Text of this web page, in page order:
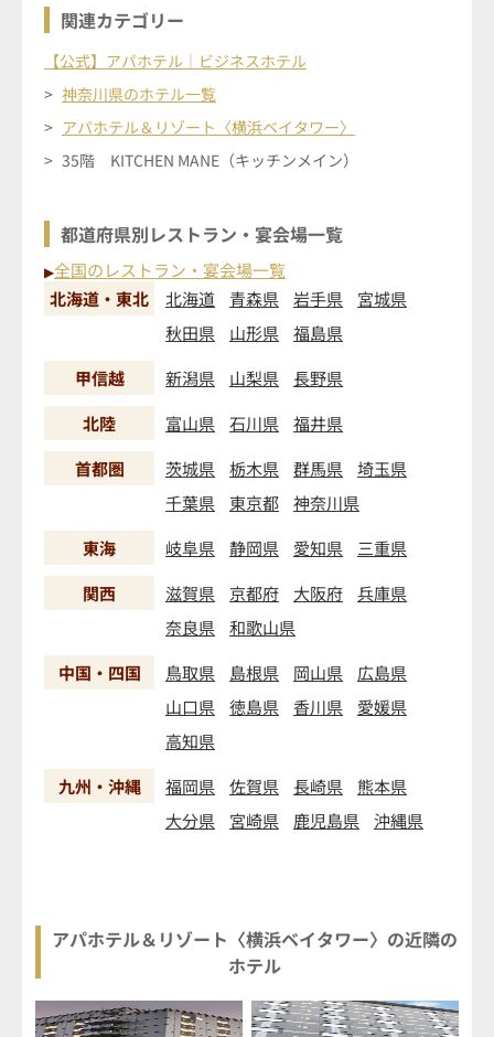
関連カテゴリー
【公式】アパホテル｜ビジネスホテル
神奈川県のホテル一覧
アパホテル＆リゾート〈横浜ベイタワー〉
35階 KITCHEN MANE（キッチンメイン）
都道府県別レストラン・宴会場一覧
▶全国のレストラン・宴会場一覧
北海道・東北
北海道 青森県 岩手県
宮城県
秋田県
山形県
福島県
甲信越
新潟県 山梨県
長野県
北陸
富山県 石川県
福井県
首都圏
茨城県 栃木県 群馬県
埼玉県
千葉県
東京都
神奈川県
東海
岐阜県 静岡県 愛知県
三重県
関西
滋賀県 京都府 大阪府
兵庫県
奈良県
和歌山県
中国・四国
鳥取県 島根県 岡山県
広島県
山口県
徳島県 香川県
愛媛県
高知県
九州・沖縄
福岡県 佐賀県 長崎県
熊本県
大分県
宮崎県 鹿児島県 沖縄県
アパホテル＆リゾート〈横浜ベイタワー〉の近隣の
ホテル